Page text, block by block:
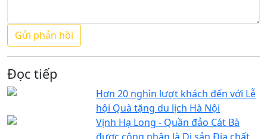
Đọc tiếp
Hơn 20 nghìn lượt khách đến với Lễ
hội Quà tặng du lịch Hà Nội
Vịnh Hạ Long - Quần đảo Cát Bà